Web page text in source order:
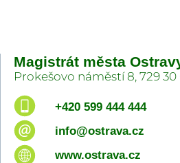
Magistrát města
Prokešovo náměstí 8, 729 30
+420 599 444 444
info@ostrava.cz
www.ostrava.cz